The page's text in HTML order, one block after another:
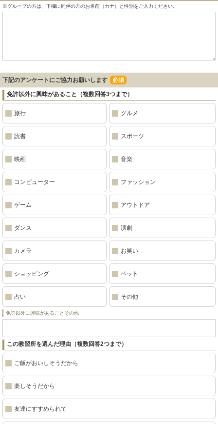
※グループの方は、下欄に同伴の方のお名前（カナ）と性別をご入力ください。
下記のアンケートにご協力お願いします 必須
免許以外に興味があること（複数回答3つまで）
旅行 グルメ
読書 スポーツ
映画 音楽
コンピューター ファッション
ゲーム アウトドア
ダンス 演劇
カメラ お笑い
ショッピング ペット
占い その他
免許以外に興味があることその他
この教習所を選んだ理由（複数回答2つまで）
ご飯がおいしそうだから
楽しそうだから
友達にすすめられて